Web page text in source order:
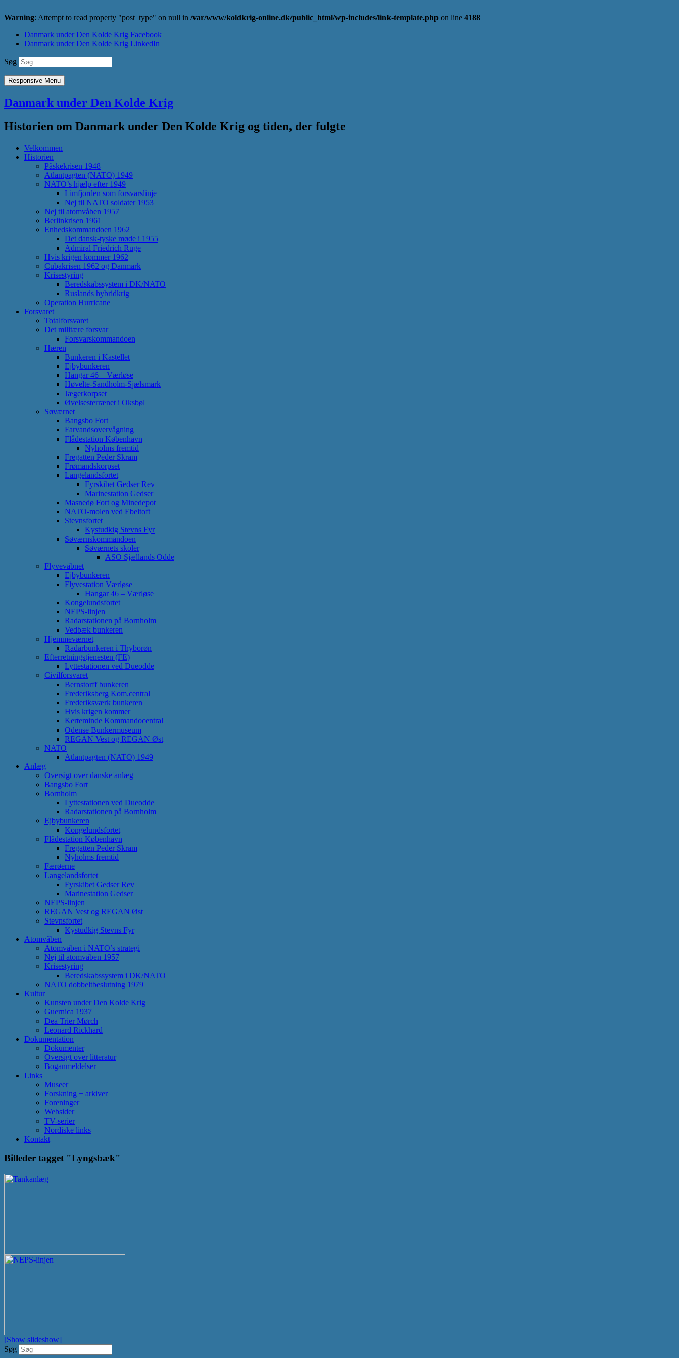
Warning: Attempt to read property "post_type" on null in /var/www/koldkrig-online.dk/public_html/wp-includes/link-template.php on line 4188
Danmark under Den Kolde Krig Facebook
Danmark under Den Kolde Krig LinkedIn
Søg
Responsive Menu
Danmark under Den Kolde Krig
Historien om Danmark under Den Kolde Krig og tiden, der fulgte
Velkommen
Historien
Påskekrisen 1948
Atlantpagten (NATO) 1949
NATO’s hjælp efter 1949
Limfjorden som forsvarslinje
Nej til NATO soldater 1953
Nej til atomvåben 1957
Berlinkrisen 1961
Enhedskommandoen 1962
Det dansk-tyske møde i 1955
Admiral Friedrich Ruge
Hvis krigen kommer 1962
Cubakrisen 1962 og Danmark
Krisestyring
Beredskabssystem i DK/NATO
Ruslands hybridkrig
Operation Hurricane
Forsvaret
Totalforsvaret
Det militære forsvar
Forsvarskommandoen
Hæren
Bunkeren i Kastellet
Ejbybunkeren
Hangar 46 – Værløse
Høvelte-Sandholm-Sjælsmark
Jægerkorpset
Øvelsesterrænet i Oksbøl
Søværnet
Bangsbo Fort
Farvandsovervågning
Flådestation København
Nyholms fremtid
Fregatten Peder Skram
Frømandskorpset
Langelandsfortet
Fyrskibet Gedser Rev
Marinestation Gedser
Masnedø Fort og Minedepot
NATO-molen ved Ebeltoft
Stevnsfortet
Kystudkig Stevns Fyr
Søværnskommandoen
Søværnets skoler
ASO Sjællands Odde
Flyvevåbnet
Ejbybunkeren
Flyvestation Værløse
Hangar 46 – Værløse
Kongelundsfortet
NEPS-linjen
Radarstationen på Bornholm
Vedbæk bunkeren
Hjemmeværnet
Radarbunkeren i Thyborøn
Efterretningstjenesten (FE)
Lyttestationen ved Dueodde
Civilforsvaret
Bernstorff bunkeren
Frederiksberg Kom.central
Frederiksværk bunkeren
Hvis krigen kommer
Kerteminde Kommandocentral
Odense Bunkermuseum
REGAN Vest og REGAN Øst
NATO
Atlantpagten (NATO) 1949
Anlæg
Oversigt over danske anlæg
Bangsbo Fort
Bornholm
Lyttestationen ved Dueodde
Radarstationen på Bornholm
Ejbybunkeren
Kongelundsfortet
Flådestation København
Fregatten Peder Skram
Nyholms fremtid
Færøerne
Langelandsfortet
Fyrskibet Gedser Rev
Marinestation Gedser
NEPS-linjen
REGAN Vest og REGAN Øst
Stevnsfortet
Kystudkig Stevns Fyr
Atomvåben
Atomvåben i NATO’s strategi
Nej til atomvåben 1957
Krisestyring
Beredskabssystem i DK/NATO
NATO dobbeltbeslutning 1979
Kultur
Kunsten under Den Kolde Krig
Guernica 1937
Dea Trier Mørch
Leonard Rickhard
Dokumentation
Dokumenter
Oversigt over litteratur
Boganmeldelser
Links
Museer
Forskning + arkiver
Foreninger
Websider
TV-serier
Nordiske links
Kontakt
Billeder tagget "Lyngsbæk"
[Show slideshow]
Søg